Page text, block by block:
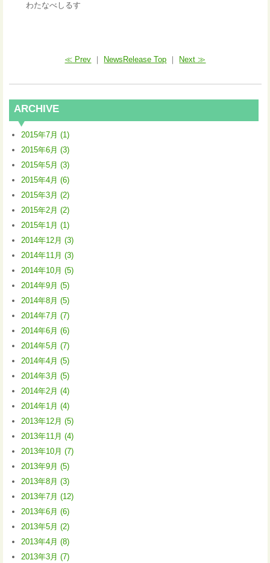
わたなべしるす
≪ Prev ｜ NewsRelease Top ｜ Next ≫
ARCHIVE
2015年7月 (1)
2015年6月 (3)
2015年5月 (3)
2015年4月 (6)
2015年3月 (2)
2015年2月 (2)
2015年1月 (1)
2014年12月 (3)
2014年11月 (3)
2014年10月 (5)
2014年9月 (5)
2014年8月 (5)
2014年7月 (7)
2014年6月 (6)
2014年5月 (7)
2014年4月 (5)
2014年3月 (5)
2014年2月 (4)
2014年1月 (4)
2013年12月 (5)
2013年11月 (4)
2013年10月 (7)
2013年9月 (5)
2013年8月 (3)
2013年7月 (12)
2013年6月 (6)
2013年5月 (2)
2013年4月 (8)
2013年3月 (7)